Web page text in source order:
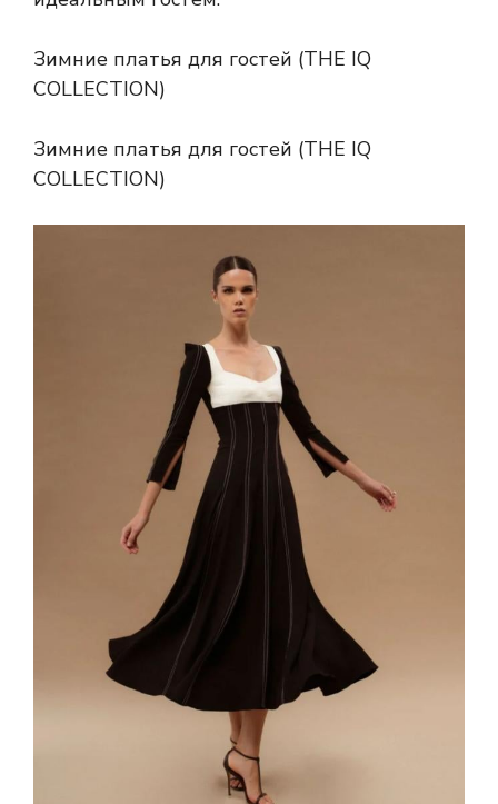
Зимние платья для гостей (THE IQ
COLLECTION)
Зимние платья для гостей (THE IQ
COLLECTION)